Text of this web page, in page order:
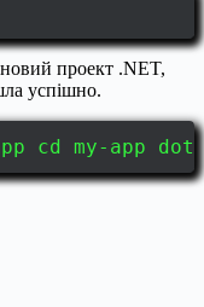
проект .NET,
успішно.
cd my-app